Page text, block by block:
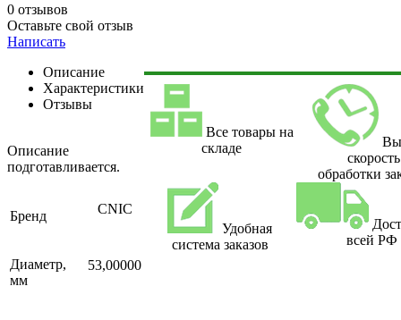
0 отзывов
Оставьте свой отзыв
Написать
Описание
Характеристики
Отзывы
Описание
подготавливается.
Бренд CNIC
Диаметр,
мм
53,00000
Все товары на
складе
скорость
обработки
Удобная
система заказов
всей РФ